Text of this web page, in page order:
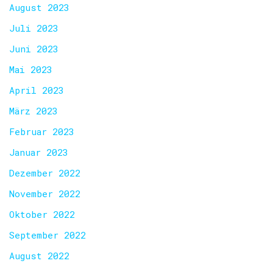
August 2023
Juli 2023
Juni 2023
Mai 2023
April 2023
März 2023
Februar 2023
Januar 2023
Dezember 2022
November 2022
Oktober 2022
September 2022
August 2022